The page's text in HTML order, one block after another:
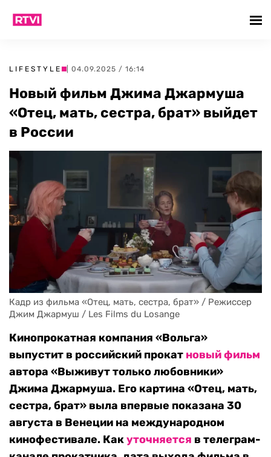
LIFESTYLE | 04.09.2025 / 16:14
Новый фильм Джима Джармуша
«Отец, мать, сестра, брат» выйдет
в России
Кадр из фильма «Отец, мать, сестра, брат» / Режиссер
Джим Джармуш / Les Films du Losange
Кинопрокатная компания «Вольга»
выпустит в российский прокат новый фильм
автора «Выживут только любовники»
Джима Джармуша. Его картина «Отец, мать,
сестра, брат» выла впервые показана 30
августа в Венеции на международном
кинофестивале. Какуточняется в телеграм-